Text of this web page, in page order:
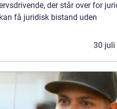
der står over for
få juridisk bistand uden
30 juli